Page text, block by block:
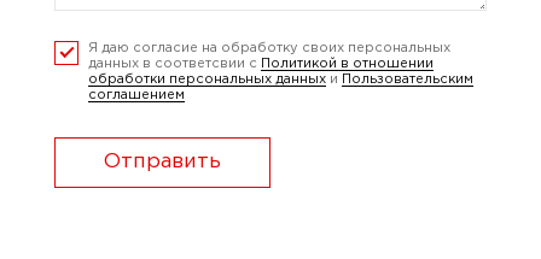
Я даю согласие на обработку своих персональных
данных в соответсвии с
Политикой в отношении
обработки персональных данных и
Пользовательским
соглашением
Отправить